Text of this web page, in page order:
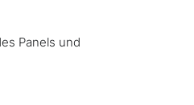
Panels und